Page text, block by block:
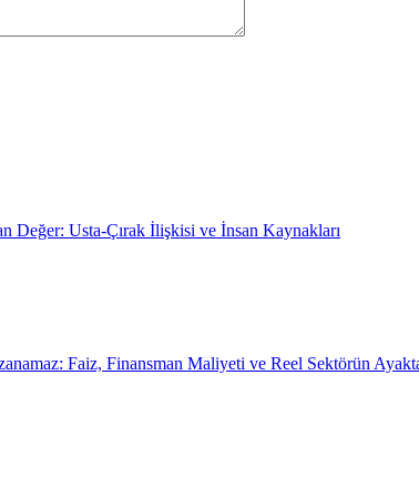
Değer: Usta-Çırak İlişkisi ve İnsan Kaynakları
Faiz, Finansman Maliyeti ve Reel Sektörün